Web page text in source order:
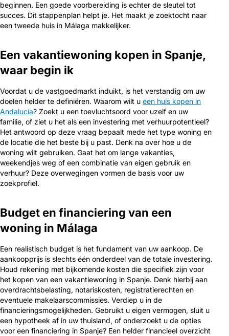
beginnen. Een goede voorbereiding is echter de sleutel tot
succes. Dit stappenplan helpt je. Het maakt je zoektocht naar
een tweede huis in Málaga makkelijker.
Een vakantiewoning kopen in Spanje,
waar begin ik
Voordat u de vastgoedmarkt induikt, is het verstandig om uw
doelen helder te definiëren. Waarom wilt u een huis kopen in
Andalucía? Zoekt u een toevluchtsoord voor uzelf en uw
familie, of ziet u het als een investering met verhuurpotentieel?
Het antwoord op deze vraag bepaalt mede het type woning en
de locatie die het beste bij u past. Denk na over hoe u de
woning wilt gebruiken. Gaat het om lange vakanties,
weekendjes weg of een combinatie van eigen gebruik en
verhuur? Deze overwegingen vormen de basis voor uw
zoekprofiel.
Budget en financiering van een
woning in Málaga
Een realistisch budget is het fundament van uw aankoop. De
aankoopprijs is slechts één onderdeel van de totale investering.
Houd rekening met bijkomende kosten die specifiek zijn voor
het kopen van een vakantiewoning in Spanje. Denk hierbij aan
overdrachtsbelasting, notariskosten, registratierechten en
eventuele makelaarscommissies. Verdiep u in de
financieringsmogelijkheden. Gebruikt u eigen vermogen, sluit u
een hypotheek af in uw thuisland, of onderzoekt u de opties
voor een financiering in Spanje? Een helder financieel overzicht